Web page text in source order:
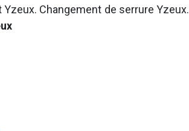
Changement de serrure Yzeux.